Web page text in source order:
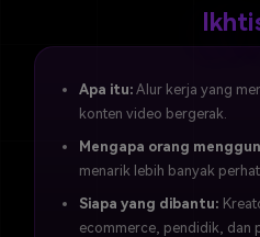
Apa itu: Alur kerja yang
konten video bergerak.
Mengapa orang
menarik lebih banyak
Siapa yang dibantu:
ecommerce, pendidik, dan